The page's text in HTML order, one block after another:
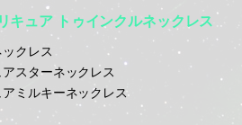
キュア トゥインクルネックレス
クレス
スターネックレス
ミルキーネックレス